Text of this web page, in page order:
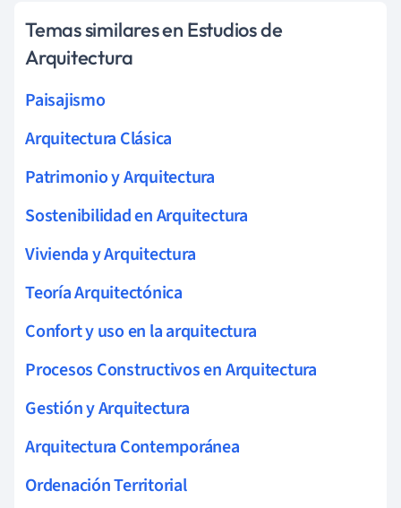
Temas similares en Estudios de
Arquitectura
Paisajismo
Arquitectura Clásica
Patrimonio y Arquitectura
Sostenibilidad en Arquitectura
Vivienda y Arquitectura
Teoría Arquitectónica
Confort y uso en la arquitectura
Procesos Constructivos en Arquitectura
Gestión y Arquitectura
Arquitectura Contemporánea
Ordenación Territorial